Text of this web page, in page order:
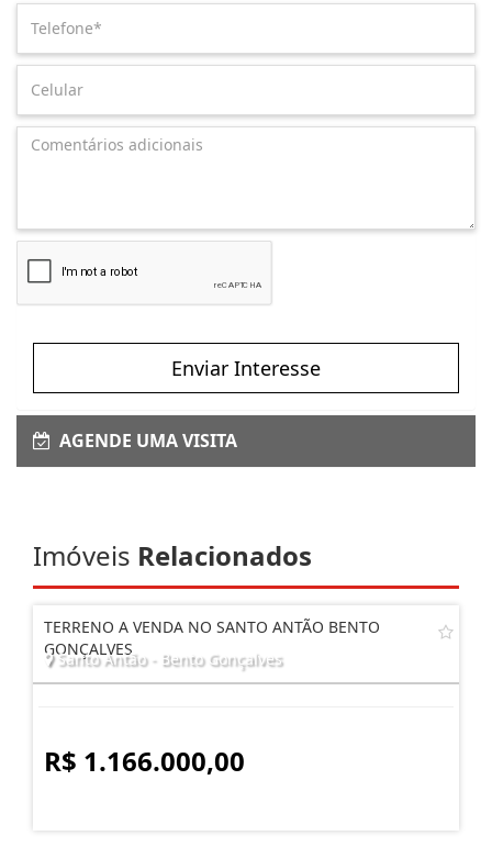
Enviar Interesse
AGENDE UMA VISITA
Imóveis Relacionados
TERRENO A VENDA NO SANTO ANTÃO BENTO
GONÇALVES
Santo Antão - Bento Gonçalves
R$ 1.166.000,00